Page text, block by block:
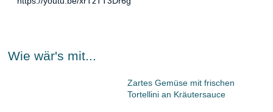
Wie wär's mit...
Zartes Gemüse mit frischen
Tortellini an Kräutersauce